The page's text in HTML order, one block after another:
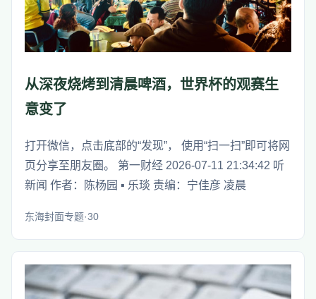
从深夜烧烤到清晨啤酒，世界杯的观赛生
意变了
打开微信，点击底部的“发现”， 使用“扫一扫”即可将网
页分享至朋友圈。 第一财经 2026-07-11 21:34:42 听
新闻 作者：陈杨园 ▪ 乐琰 责编：宁佳彦 凌晨
东海封面专题·30